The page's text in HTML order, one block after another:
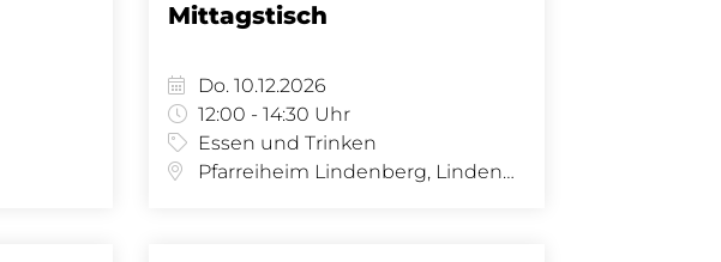
Mittagstisch
Do. 10.12.2026
12:00 - 14:30 Uhr
Essen und Trinken
Pfarreiheim Lindenberg, Lindenberg 8 - Saal, Lindenberg 8, 4058 Basel